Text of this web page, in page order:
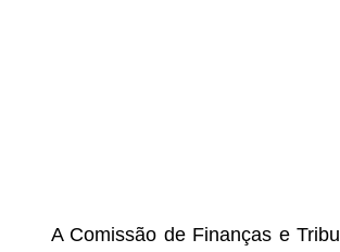
A Comissão de Finanças e